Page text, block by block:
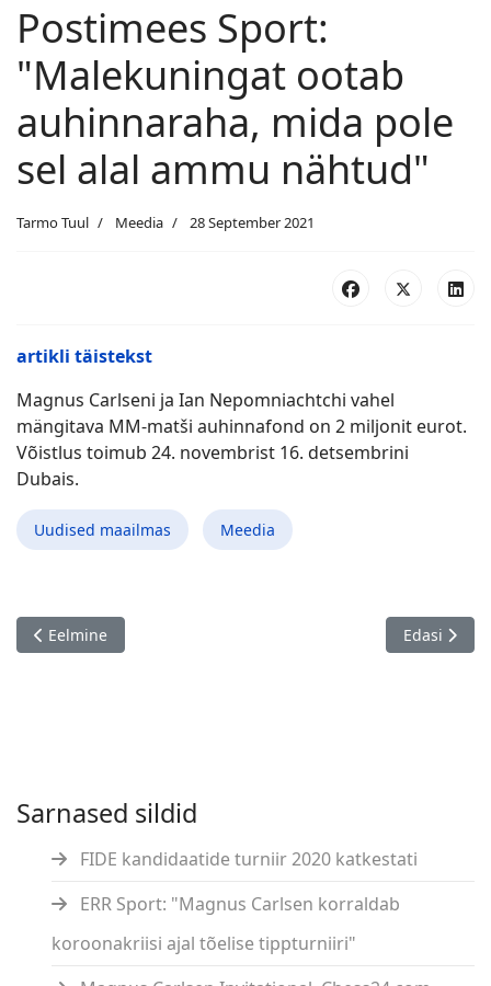
Postimees Sport:
"Malekuningat ootab
auhinnaraha, mida pole
sel alal ammu nähtud"
Tarmo Tuul Meedia 28 September 2021
artikli täistekst
Magnus Carlseni ja Ian Nepomniachtchi vahel
mängitava MM-matši auhinnafond on 2 miljonit eurot.
Võistlus toimub 24. novembrist 16. detsembrini
Dubais.
Uudised maailmas Meedia
Eelmine artikkel: "Tuld kuningale"
Eelmine Järgmine
Edasi
Sarnased sildid
FIDE kandidaatide turniir 2020 katkestati
ERR Sport: "Magnus Carlsen korraldab
koroonakriisi ajal tõelise tippturniiri"